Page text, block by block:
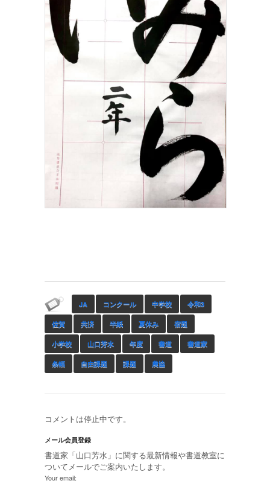
JA コンクール 中学校 令和3
佐賀 共済 半紙 夏休み 宿題
小学校 山口芳水 年度 書道 書道家
条幅 自由課題 課題 農協
コメントは停止中です。
メール会員登録
書道家「山口芳水」に関する最新情報や書道教室に
ついてメールでご案内いたします。
Your email: